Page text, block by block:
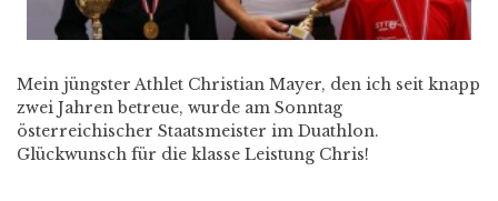
Mein jüngster Athlet Christian Mayer, den ich seit knapp
zwei Jahren betreue, wurde am Sonntag
österreichischer Staatsmeister im Duathlon.
Glückwunsch für die klasse Leistung Chris!